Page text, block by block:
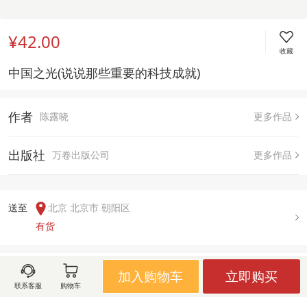
¥42.00 收藏
中国之光(说说那些重要的科技成就)
作者 陈露晓 更多作品
出版社 万卷出版公司 更多作品
送至
北京 北京市 朝阳区
有货
用户评论(
联系客服 购物车
加入购物车 立即购买